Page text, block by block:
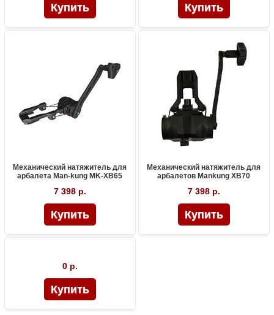
Механический натяжитель для
арбалета Man-kung MK-XB65
7 398 р.
Механический натяжитель для
арбалетов Mankung XB70
7 398 р.
0 р.